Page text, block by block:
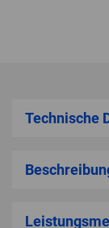
Technische